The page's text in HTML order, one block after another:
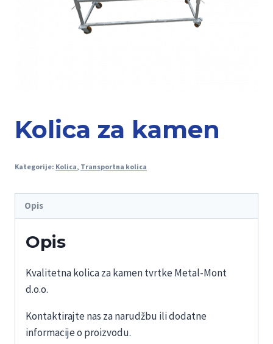
Kolica za kamen
Kategorije: Kolica, Transportna kolica
Opis
Opis
Kvalitetna kolica za kamen tvrtke Metal-Mont
d.o.o.
Kontaktirajte nas za narudžbu ili dodatne
informacije o proizvodu.